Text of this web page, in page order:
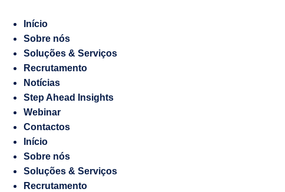
Equipa
#Steper
Media
Manifesto
Recrutamento
Responsabilidade
socioambiental
Início
Sobre nós
Soluções & Serviços
Recrutamento
Notícias
Step Ahead Insights
Webinar
Contactos
Início
Sobre nós
Soluções & Serviços
Recrutamento